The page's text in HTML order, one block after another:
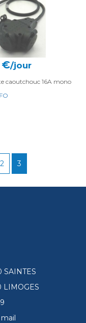
€/jour
caoutchouc 16A mono
2 3
SAINTES
LIMOGES